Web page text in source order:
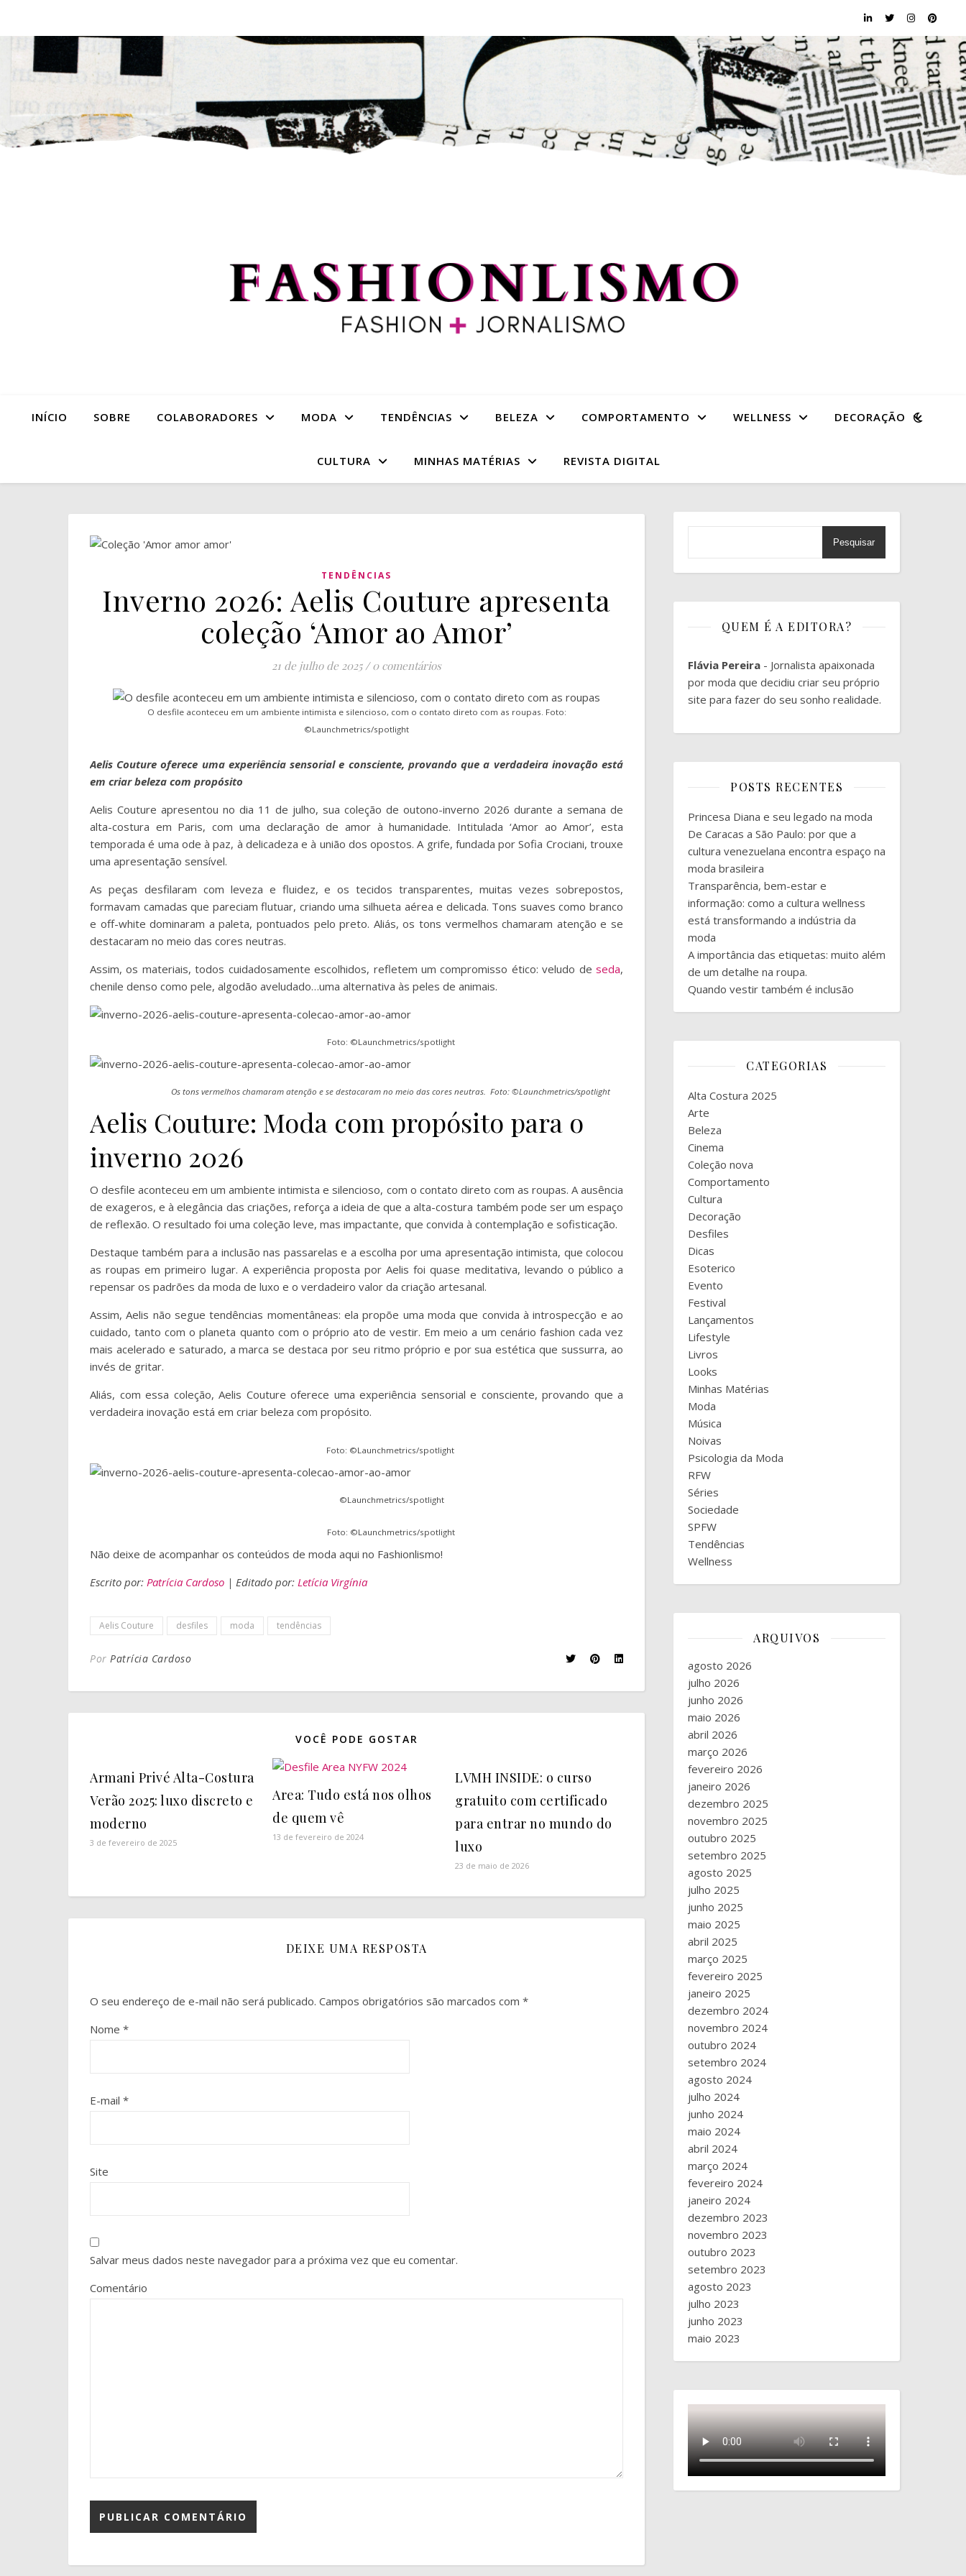
INÍCIO SOBRE COLABORADORES MODA TENDÊNCIAS BELEZA COMPORTAMENTO WELLNESS DECORAÇÃO
CULTURA MINHAS MATÉRIAS REVISTA DIGITAL
TENDÊNCIAS
Inverno 2026: Aelis Couture apresenta
coleção ‘Amor ao Amor’
21 de julho de 2025 / 0 comentários
O desfile aconteceu em um ambiente intimista e silencioso, com o contato direto com as roupas. Foto:
©Launchmetrics/spotlight
Aelis Couture oferece uma experiência sensorial e consciente, provando que a verdadeira inovação está
em criar beleza com propósito
Aelis Couture apresentou no dia 11 de julho, sua coleção de outono-inverno 2026 durante a semana de
alta-costura em Paris, com uma declaração de amor à humanidade. Intitulada ‘Amor ao Amor’, esta
temporada é uma ode à paz, à delicadeza e à união dos opostos. A grife, fundada por Sofia Crociani, trouxe
uma apresentação sensível.
As peças desfilaram com leveza e fluidez, e os tecidos transparentes, muitas vezes sobrepostos,
formavam camadas que pareciam flutuar, criando uma silhueta aérea e delicada. Tons suaves como branco
e off-white dominaram a paleta, pontuados pelo preto. Aliás, os tons vermelhos chamaram atenção e se
destacaram no meio das cores neutras.
Assim, os materiais, todos cuidadosamente escolhidos, refletem um compromisso ético: veludo de seda,
chenile denso como pele, algodão aveludado…uma alternativa às peles de animais.
Foto: ©Launchmetrics/spotlight
Os tons vermelhos chamaram atenção e se destacaram no meio das cores neutras. Foto: ©Launchmetrics/spotlight
Aelis Couture: Moda com propósito para o
inverno 2026
O desfile aconteceu em um ambiente intimista e silencioso, com o contato direto com as roupas. A ausência
de exageros, e à elegância das criações, reforça a ideia de que a alta-costura também pode ser um espaço
de reflexão. O resultado foi uma coleção leve, mas impactante, que convida à contemplação e sofisticação.
Destaque também para a inclusão nas passarelas e a escolha por uma apresentação intimista, que colocou
as roupas em primeiro lugar. A experiência proposta por Aelis foi quase meditativa, levando o público a
repensar os padrões da moda de luxo e o verdadeiro valor da criação artesanal.
Assim, Aelis não segue tendências momentâneas: ela propõe uma moda que convida à introspecção e ao
cuidado, tanto com o planeta quanto com o próprio ato de vestir. Em meio a um cenário fashion cada vez
mais acelerado e saturado, a marca se destaca por seu ritmo próprio e por sua estética que sussurra, ao
invés de gritar.
Aliás, com essa coleção, Aelis Couture oferece uma experiência sensorial e consciente, provando que a
verdadeira inovação está em criar beleza com propósito.
Foto: ©Launchmetrics/spotlight
©Launchmetrics/spotlight
Foto: ©Launchmetrics/spotlight
Não deixe de acompanhar os conteúdos de moda aqui no Fashionlismo!
Escrito por: Patrícia Cardoso | Editado por: Letícia Virgínia
Aelis Couture desfiles moda tendências
Por Patrícia Cardoso
VOCÊ PODE GOSTAR
Armani Privé Alta-Costura
Verão 2025: luxo discreto e
moderno
3 de fevereiro de 2025
Area: Tudo está nos olhos
de quem vê
13 de fevereiro de 2024
LVMH INSIDE: o curso
gratuito com certificado
para entrar no mundo do
luxo
23 de maio de 2026
DEIXE UMA RESPOSTA
O seu endereço de e-mail não será publicado. Campos obrigatórios são marcados com *
Nome *
E-mail *
Site
Salvar meus dados neste navegador para a próxima vez que eu comentar.
Comentário
Pesquisar
QUEM É A EDITORA?
Flávia Pereira - Jornalista apaixonada
por moda que decidiu criar seu próprio
site para fazer do seu sonho realidade.
POSTS RECENTES
Princesa Diana e seu legado na moda
De Caracas a São Paulo: por que a
cultura venezuelana encontra espaço na
moda brasileira
Transparência, bem-estar e
informação: como a cultura wellness
está transformando a indústria da
moda
A importância das etiquetas: muito além
de um detalhe na roupa.
Quando vestir também é inclusão
CATEGORIAS
Alta Costura 2025
Arte
Beleza
Cinema
Coleção nova
Comportamento
Cultura
Decoração
Desfiles
Dicas
Esoterico
Evento
Festival
Lançamentos
Lifestyle
Livros
Looks
Minhas Matérias
Moda
Música
Noivas
Psicologia da Moda
RFW
Séries
Sociedade
SPFW
Tendências
Wellness
ARQUIVOS
agosto 2026
julho 2026
junho 2026
maio 2026
abril 2026
março 2026
fevereiro 2026
janeiro 2026
dezembro 2025
novembro 2025
outubro 2025
setembro 2025
agosto 2025
julho 2025
junho 2025
maio 2025
abril 2025
março 2025
fevereiro 2025
janeiro 2025
dezembro 2024
novembro 2024
outubro 2024
setembro 2024
agosto 2024
julho 2024
junho 2024
maio 2024
abril 2024
março 2024
fevereiro 2024
janeiro 2024
dezembro 2023
novembro 2023
outubro 2023
setembro 2023
agosto 2023
julho 2023
junho 2023
maio 2023